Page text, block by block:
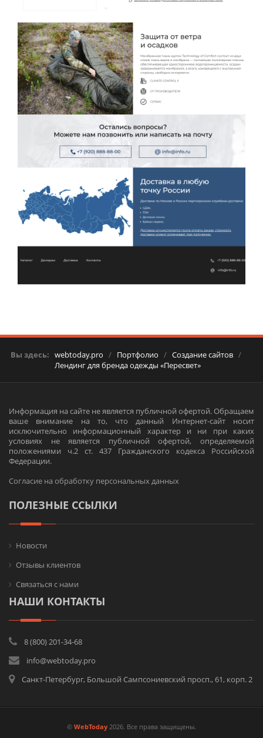
Вы здесь: webtoday.pro / Портфолио / Создание сайтов /
Лендинг для бренда одежды «Пересвет»
Информация на сайте не является публичной офертой. Обращаем
ваше внимание на то, что данный Интернет-сайт носит
исключительно информационный характер и ни при каких
условиях не является публичной офертой, определяемой
положениями ч.2 ст. 437 Гражданского кодекса Российской
Федерации.
Согласие на обработку персональных данных
ПОЛЕЗНЫЕ ССЫЛКИ
Новости
Отзывы клиентов
Связаться с нами
НАШИ КОНТАКТЫ
8 (800) 201-34-68
info@webtoday.pro
Санкт-Петербург, Большой Сампсониевский просп., 61, корп. 2
© WebToday 2026. Все права защищены.